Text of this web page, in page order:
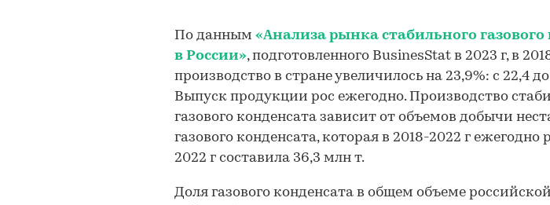
По данным «Анализа рынка стабильного газового
в России», подготовленного BusinesStat в 2023 г, в
производство в стране увеличилось на 23,9%: с 22,4 до
Выпуск продукции рос ежегодно. Производство
газового конденсата зависит от объемов добычи
газового конденсата, которая в 2018-2022 г ежегодно
2022 г составила 36,3 млн т.
Доля газового конденсата в общем объеме российской